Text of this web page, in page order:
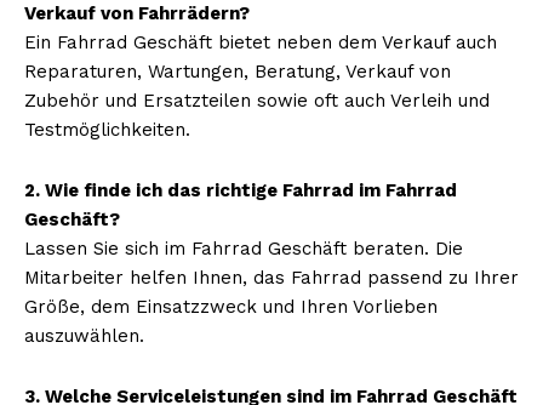
Verkauf von Fahrrädern?
Ein Fahrrad Geschäft bietet neben dem Verkauf auch
Reparaturen, Wartungen, Beratung, Verkauf von
Zubehör und Ersatzteilen sowie oft auch Verleih und
Testmöglichkeiten.
2. Wie finde ich das richtige Fahrrad im Fahrrad
Geschäft?
Lassen Sie sich im Fahrrad Geschäft beraten. Die
Mitarbeiter helfen Ihnen, das Fahrrad passend zu Ihrer
Größe, dem Einsatzzweck und Ihren Vorlieben
auszuwählen.
3. Welche Serviceleistungen sind im Fahrrad Geschäft